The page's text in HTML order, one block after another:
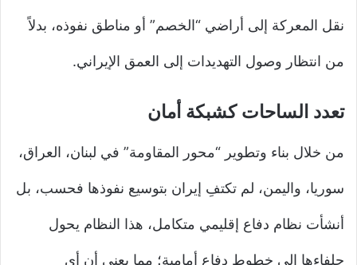
نقل المعركة إلى أراضي “الخصم” أو مناطق نفوذه، بدلاً
من انتظار وصول التهديدات إلى العمق الإيراني.
تعدد الساحات كشبكة أمان
من خلال بناء وتطوير “محور المقاومة” في لبنان، العراق،
سوريا، واليمن، لم تكتفِ إيران بتوسيع نفوذها فحسب، بل
أنشأت نظام دفاع إقليمي متكامل، هذا النظام يحول
حلفاءها إلى خطوط دفاع أمامية؛ مما يعني أن أي